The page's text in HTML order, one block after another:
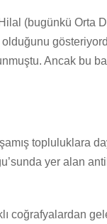
(bugünkü Orta
Ancak bu
topluluklara
yer alan
coğrafyalardan